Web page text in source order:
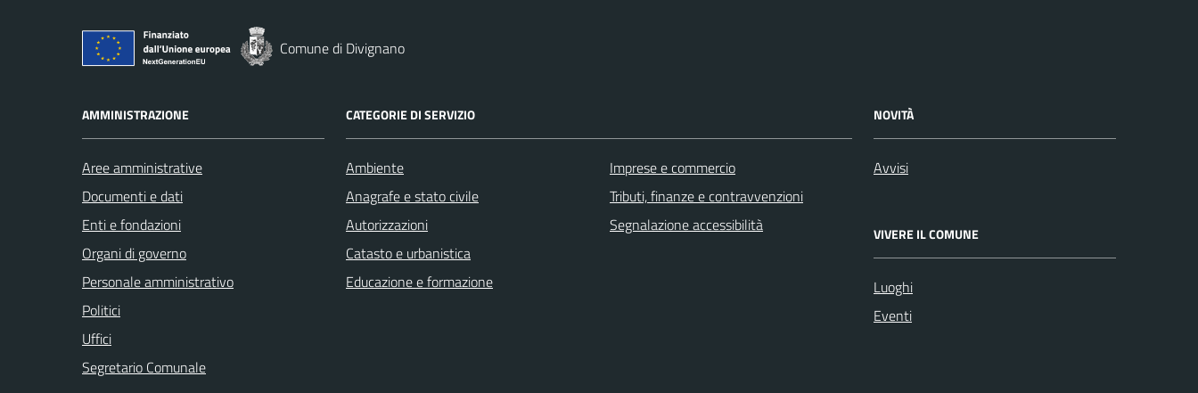
Comune di Divignano
AMMINISTRAZIONE
Aree amministrative
Documenti e dati
Enti e fondazioni
Organi di governo
Personale amministrativo
Politici
Uffici
Segretario Comunale
CATEGORIE DI SERVIZIO
Ambiente
Anagrafe e stato civile
Autorizzazioni
Catasto e urbanistica
Educazione e formazione
Imprese e commercio
Tributi, finanze e contravvenzioni
Segnalazione accessibilità
NOVITÀ
Avvisi
VIVERE IL COMUNE
Luoghi
Eventi